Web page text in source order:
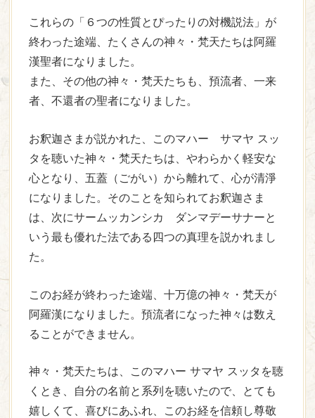
これらの「６つの性質とぴったりの対機説法」が
終わった途端、たくさんの神々・梵天たちは阿羅
漢聖者になりました。
また、その他の神々・梵天たちも、預流者、一来
者、不還者の聖者になりました。
お釈迦さまが説かれた、このマハー サマヤ スッ
タを聴いた神々・梵天たちは、やわらかく軽安な
心となり、五蓋（ごがい）から離れて、心が清淨
になりました。そのことを知られてお釈迦さま
は、次にサームッカンシカ ダンマデーサナーと
いう最も優れた法である四つの真理を説かれまし
た。
このお経が終わった途端、十万億の神々・梵天が
阿羅漢になりました。預流者になった神々は数え
ることができません。
神々・梵天たちは、このマハー サマヤ スッタを聴
くとき、自分の名前と系列を聴いたので、とても
嬉しくて、喜びにあふれ、このお経を信頼し尊敬